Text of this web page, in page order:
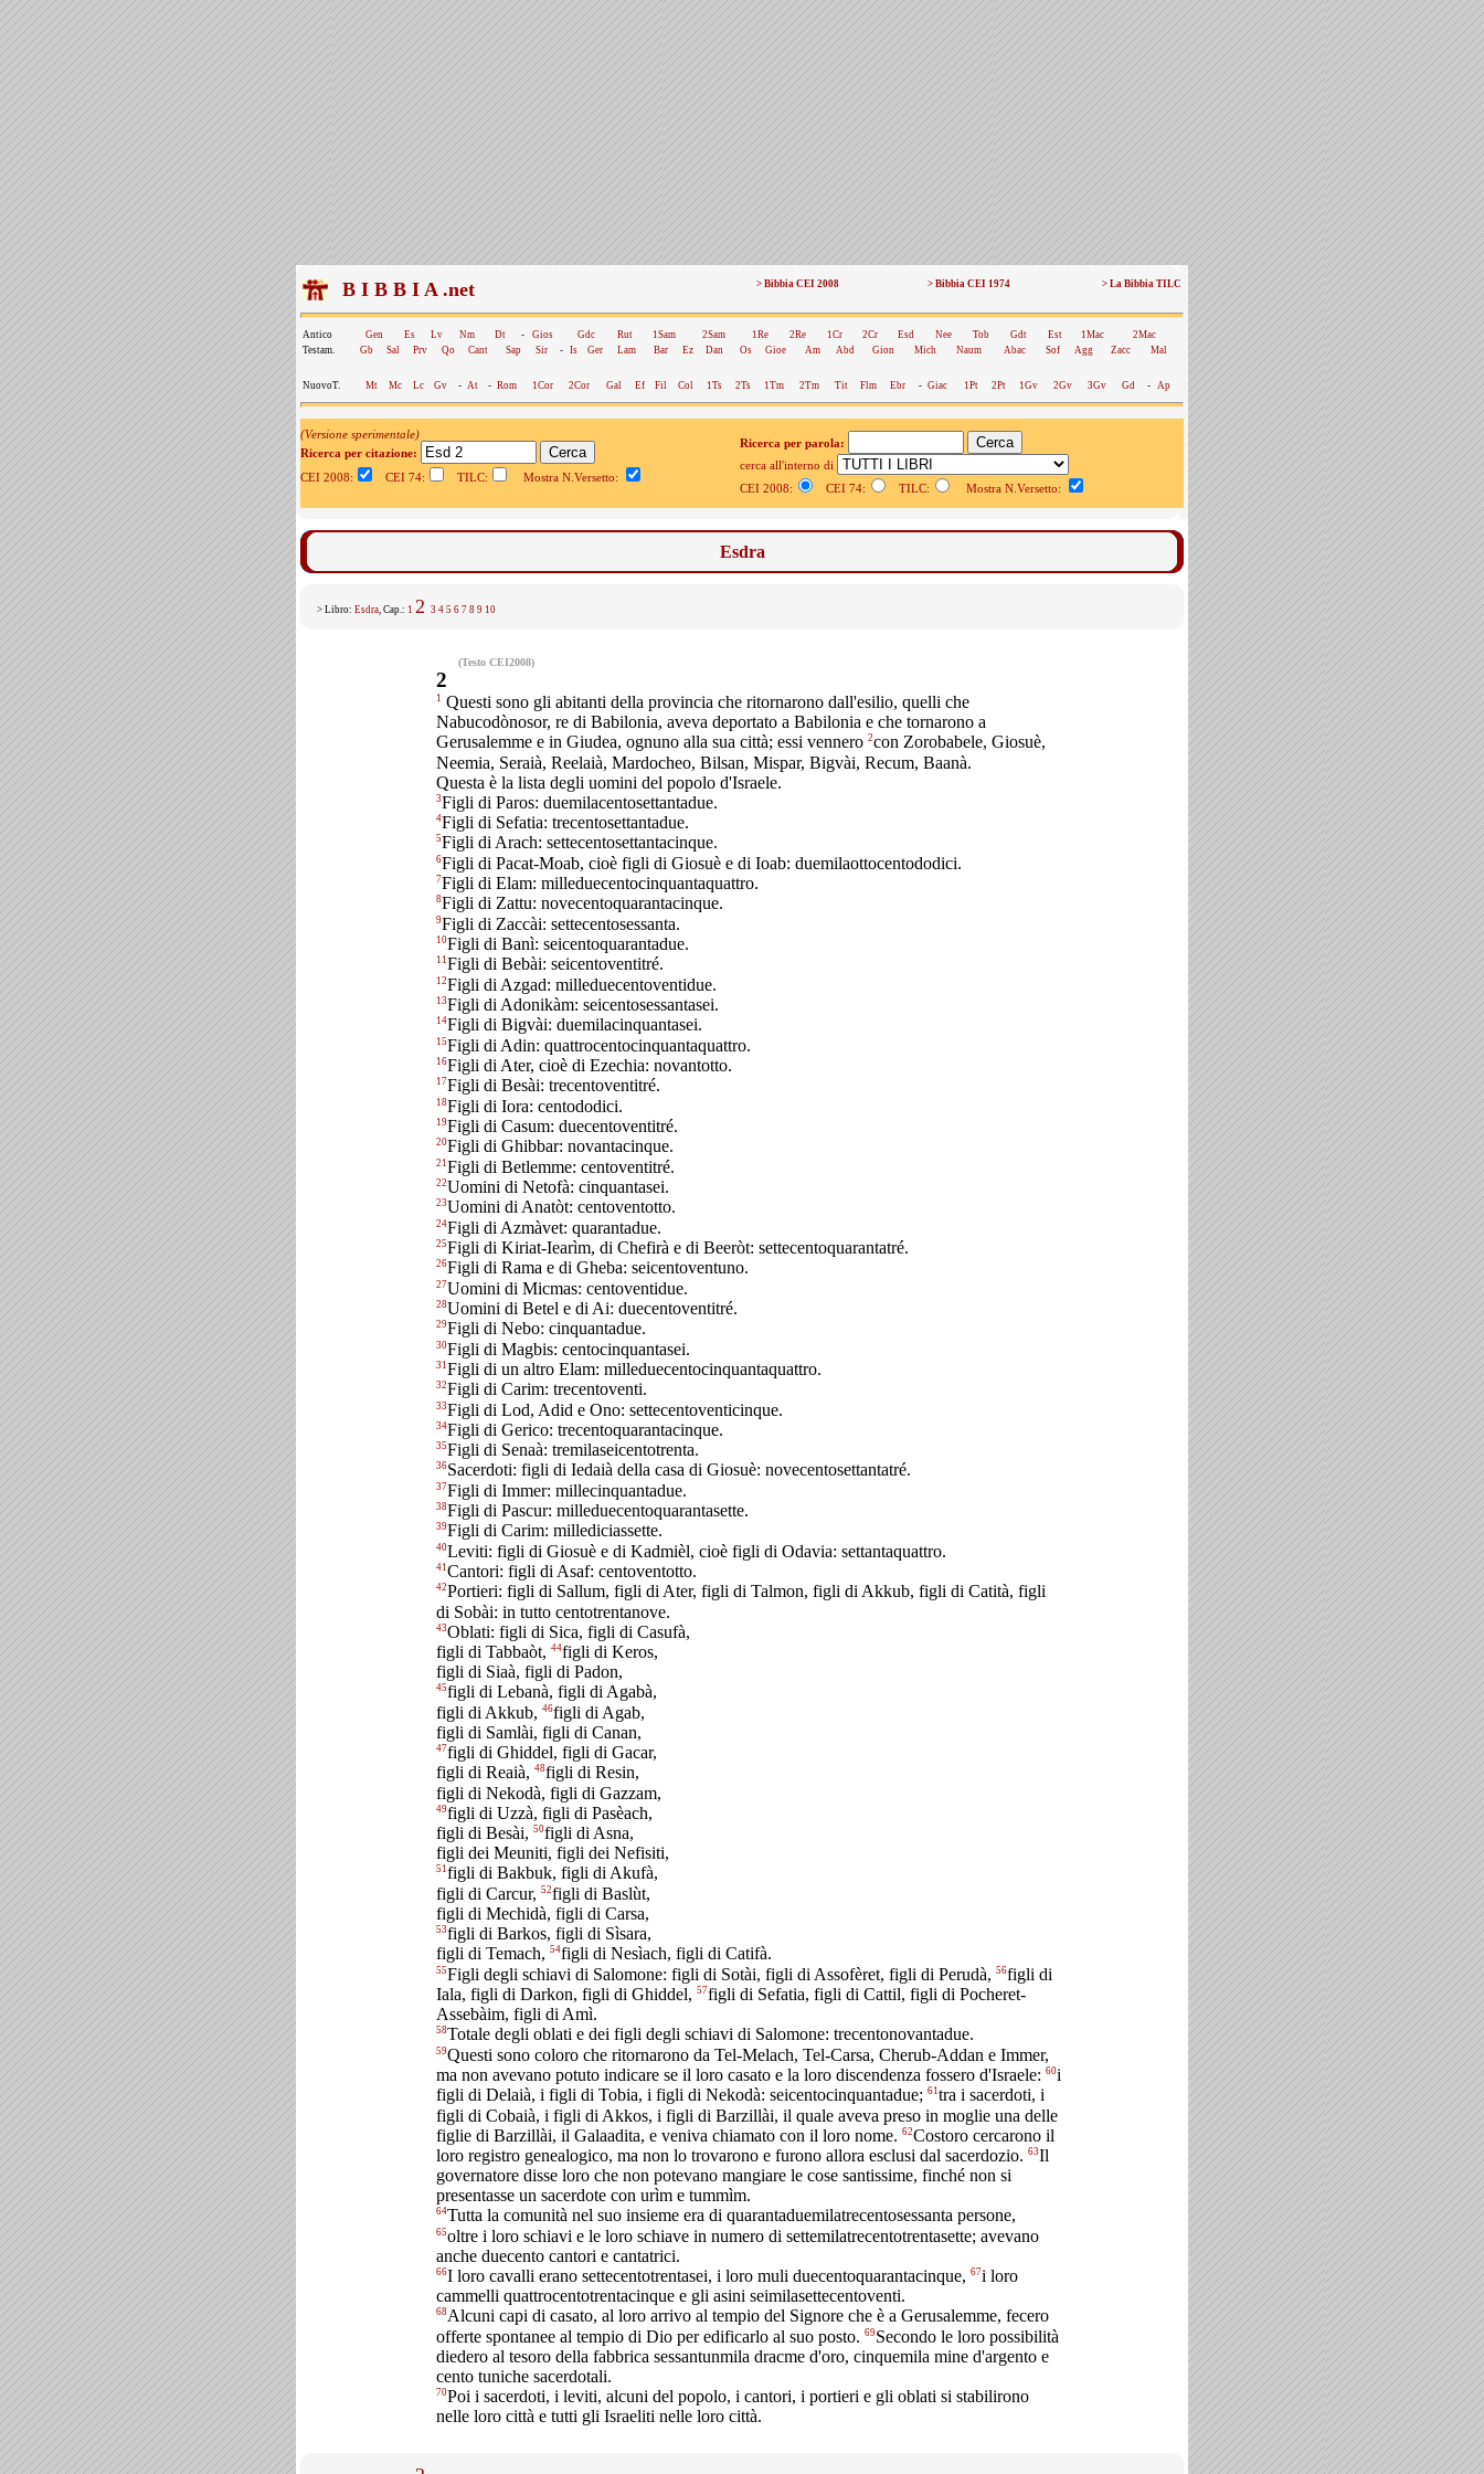
B I B B I A .net > Bibbia CEI 2008 > Bibbia CEI 1974 > La Bibbia TILC
Antico Gen Es Lv Nm Dt - Gios Gdc Rut 1Sam 2Sam 1Re 2Re 1Cr 2Cr Esd Nee Tob Gdt Est 1Mac
2Mac
Testam.
Gb Sal Prv Qo Cant Sap Sir - Is Ger Lam Bar Ez Dan Os Gioe Am Abd Gion Mich Naum Abac Sof Agg Zacc Mal
NuovoT. Mt Mc Lc Gv - At - Rom 1Cor 2Cor Gal Ef Fil Col 1Ts 2Ts 1Tm 2Tm Tit Flm Ebr - Giac 1Pt 2Pt 1Gv 2Gv 3Gv Gd - Ap
(Versione sperimentale)
Ricerca per citazione:
CEI 2008:
CEI 74: TILC: Mostra N.Versetto:
Ricerca per parola:
cerca all'interno di
CEI 2008:
CEI 74: TILC: Mostra N.Versetto:
Esdra
> Libro: Esdra, Cap.: 1 2 3 4 5 6 7 8 9 10
(Testo CEI2008)
2
1 Questi sono gli abitanti della provincia che ritornarono dall'esilio, quelli che
Nabucodònosor, re di Babilonia, aveva deportato a Babilonia e che tornarono a
Gerusalemme e in Giudea, ognuno alla sua città; essi vennero 2con Zorobabele, Giosuè,
Neemia, Seraià, Reelaià, Mardocheo, Bilsan, Mispar, Bigvài, Recum, Baanà.
Questa è la lista degli uomini del popolo d'Israele.
3Figli di Paros: duemilacentosettantadue.
4Figli di Sefatia: trecentosettantadue.
5Figli di Arach: settecentosettantacinque.
6Figli di Pacat-Moab, cioè figli di Giosuè e di Ioab: duemilaottocentododici.
7Figli di Elam: milleduecentocinquantaquattro.
8Figli di Zattu: novecentoquarantacinque.
9Figli di Zaccài: settecentosessanta.
10Figli di Banì: seicentoquarantadue.
11Figli di Bebài: seicentoventitré.
12Figli di Azgad: milleduecentoventidue.
13Figli di Adonikàm: seicentosessantasei.
14Figli di Bigvài: duemilacinquantasei.
15Figli di Adin: quattrocentocinquantaquattro.
16Figli di Ater, cioè di Ezechia: novantotto.
17Figli di Besài: trecentoventitré.
18Figli di Iora: centododici.
19Figli di Casum: duecentoventitré.
20Figli di Ghibbar: novantacinque.
21 Figli di Betlemme: centoventitré.
22Uomini di Netofà: cinquantasei.
23Uomini di Anatòt: centoventotto.
24Figli di Azmàvet: quarantadue.
25Figli di Kiriat-Iearìm, di Chefirà e di Beeròt: settecentoquarantatré.
26Figli di Rama e di Gheba: seicentoventuno.
27Uomini di Micmas: centoventidue.
28Uomini di Betel e di Ai: duecentoventitré.
29Figli di Nebo: cinquantadue.
30Figli di Magbis: centocinquantasei.
31 Figli di un altro Elam: milleduecentocinquantaquattro.
32Figli di Carim: trecentoventi.
33Figli di Lod, Adid e Ono: settecentoventicinque.
34Figli di Gerico: trecentoquarantacinque.
35Figli di Senaà: tremilaseicentotrenta.
36Sacerdoti: figli di Iedaià della casa di Giosuè: novecentosettantatré.
37Figli di Immer: millecinquantadue.
38Figli di Pascur: milleduecentoquarantasette.
39Figli di Carim: millediciassette.
40Leviti: figli di Giosuè e di Kadmièl, cioè figli di Odavia: settantaquattro.
41Cantori: figli di Asaf: centoventotto.
42Portieri: figli di Sallum, figli di Ater, figli di Talmon, figli di Akkub, figli di Catità, figli
di Sobài: in tutto centotrentanove.
43Oblati: figli di Sica, figli di Casufà,
figli di Tabbaòt, 44figli di Keros,
figli di Siaà, figli di Padon,
45figli di Lebanà, figli di Agabà,
figli di Akkub, 46figli di Agab,
figli di Samlài, figli di Canan,
47figli di Ghiddel, figli di Gacar,
figli di Reaià, 48figli di Resin,
figli di Nekodà, figli di Gazzam,
49figli di Uzzà, figli di Pasèach,
figli di Besài, 50figli di Asna,
figli dei Meuniti, figli dei Nefisiti,
51figli di Bakbuk, figli di Akufà,
figli di Carcur, 52figli di Baslùt,
figli di Mechidà, figli di Carsa,
53figli di Barkos, figli di Sìsara,
figli di Temach, 54figli di Nesìach, figli di Catifà.
55Figli degli schiavi di Salomone: figli di Sotài, figli di Assofèret, figli di Perudà, 56figli di
Iala, figli di Darkon, figli di Ghiddel, 57figli di Sefatia, figli di Cattil, figli di Pocheret-
Assebàim, figli di Amì.
58Totale degli oblati e dei figli degli schiavi di Salomone: trecentonovantadue.
59Questi sono coloro che ritornarono da Tel-Melach, Tel-Carsa, Cherub-Addan e Immer,
ma non avevano potuto indicare se il loro casato e la loro discendenza fossero d'Israele: 60i
figli di Delaià, i figli di Tobia, i figli di Nekodà: seicentocinquantadue; 61tra i sacerdoti, i
figli di Cobaià, i figli di Akkos, i figli di Barzillài, il quale aveva preso in moglie una delle
figlie di Barzillài, il Galaadita, e veniva chiamato con il loro nome. 62Costoro cercarono il
loro registro genealogico, ma non lo trovarono e furono allora esclusi dal sacerdozio. 63Il
governatore disse loro che non potevano mangiare le cose santissime, finché non si
presentasse un sacerdote con urìm e tummìm.
64Tutta la comunità nel suo insieme era di quarantaduemilatrecentosessanta persone,
65oltre i loro schiavi e le loro schiave in numero di settemilatrecentotrentasette; avevano
anche duecento cantori e cantatrici.
66I loro cavalli erano settecentotrentasei, i loro muli duecentoquarantacinque, 67i loro
cammelli quattrocentotrentacinque e gli asini seimilasettecentoventi.
68Alcuni capi di casato, al loro arrivo al tempio del Signore che è a Gerusalemme, fecero
offerte spontanee al tempio di Dio per edificarlo al suo posto. 69Secondo le loro possibilità
diedero al tesoro della fabbrica sessantunmila dracme d'oro, cinquemila mine d'argento e
cento tuniche sacerdotali.
70Poi i sacerdoti, i leviti, alcuni del popolo, i cantori, i portieri e gli oblati si stabilirono
nelle loro città e tutti gli Israeliti nelle loro città.